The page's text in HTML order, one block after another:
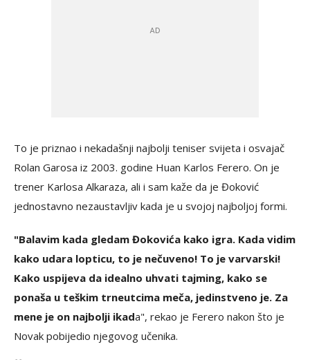
To je priznao i nekadašnji najbolji teniser svijeta i osvajač
Rolan Garosa iz 2003. godine Huan Karlos Ferero. On je
trener Karlosa Alkaraza, ali i sam kaže da je Đoković
jednostavno nezaustavljiv kada je u svojoj najboljoj formi.
"Balavim kada gledam Đokovića kako igra. Kada vidim
kako udara lopticu, to je nečuveno! To je varvarski!
Kako uspijeva da idealno uhvati tajming, kako se
ponaša u teškim trneutcima meča, jedinstveno je. Za
mene je on najbolji ikada", rekao je Ferero nakon što je
Novak pobijedio njegovog učenika.